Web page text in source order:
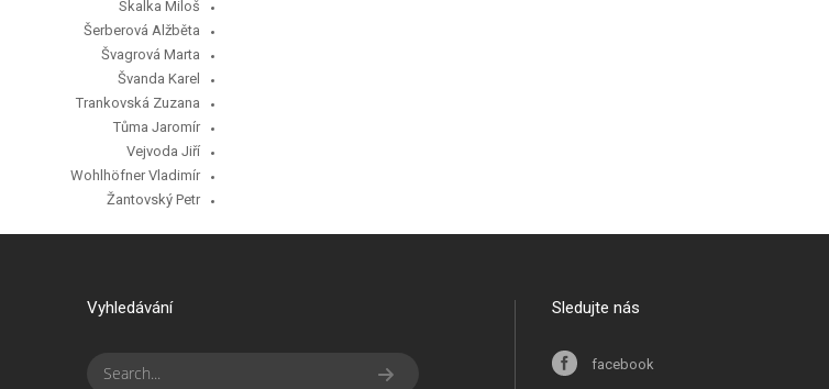
Skalka Miloš
Šerberová Alžběta
Švagrová Marta
Švanda Karel
Trankovská Zuzana
Tůma Jaromír
Vejvoda Jiří
Wohlhöfner Vladimír
Žantovský Petr
Vyhledávání Sledujte nás
facebook